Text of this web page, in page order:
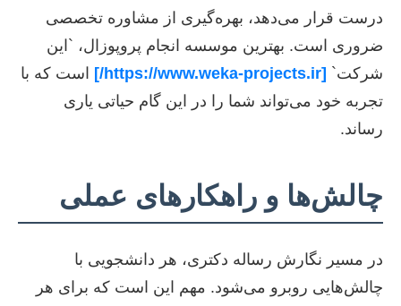
درست قرار می‌دهد، بهره‌گیری از مشاوره تخصصی
ضروری است. بهترین موسسه انجام پروپوزال، `این
شرکت` [https://www.weka-projects.ir/]
است که با
تجربه خود می‌تواند شما را در این گام حیاتی یاری
رساند.
چالش‌ها و راهکارهای عملی
در مسیر نگارش رساله دکتری، هر دانشجویی با
چالش‌هایی روبرو می‌شود. مهم این است که برای هر